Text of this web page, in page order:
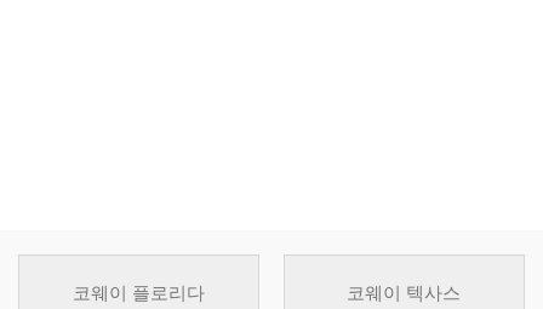
코웨이 플로리다 코웨이 텍사스